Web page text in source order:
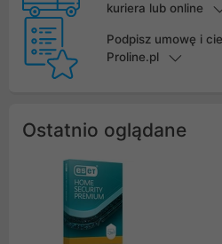
kuriera lub online
Podpisz umowę i
Proline.pl
Ostatnio oglądane